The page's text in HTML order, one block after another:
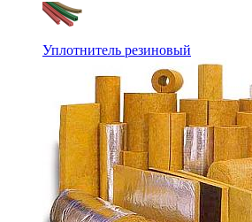
Уплотнитель резиновый